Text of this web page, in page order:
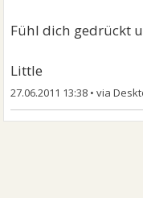
Fühl dich gedrückt
Little
27.06.2011 13:38 •